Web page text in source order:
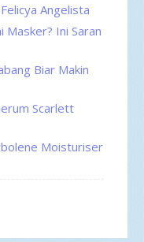
Angelista
Masker? Ini Saran
Biar Makin
Scarlett
Moisturiser